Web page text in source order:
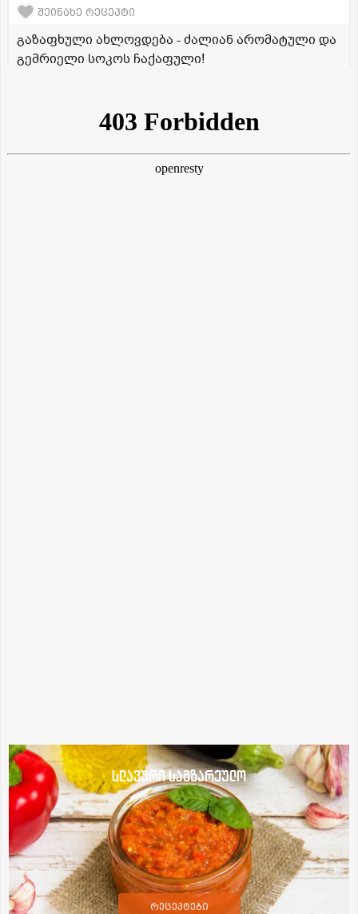
შეინახე რეცეპტი
გაზაფხული ახლოვდება - ძალიან არომატული და
გემრიელი სოკოს ჩაქაფული!
სლავური სამზარეულო
რეცეპტები